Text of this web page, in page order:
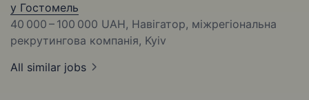
у Гостомель
40 000 – 100 000 UAH, Навігатор, міжрегіональна
рекрутингова компанія, Kyiv
All similar jobs